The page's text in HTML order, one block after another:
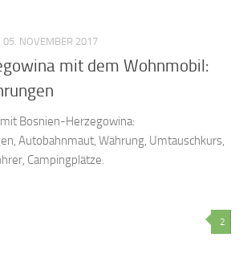
05. NOVEMBER 2017
mit dem Wohnmobil:
Bosnien-Herzegowina:
Autobahnmaut, Währung, Umtauschkurs,
Campingplätze.
2